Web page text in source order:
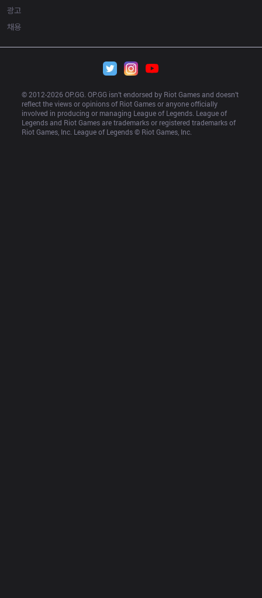
광고
채용
© 2012-2026 OP.GG. OP.GG isn’t endorsed by Riot Games and doesn’t
reflect the views or opinions of Riot Games or anyone officially
involved in producing or managing League of Legends. League of
Legends and Riot Games are trademarks or registered trademarks of
Riot Games, Inc. League of Legends © Riot Games, Inc.